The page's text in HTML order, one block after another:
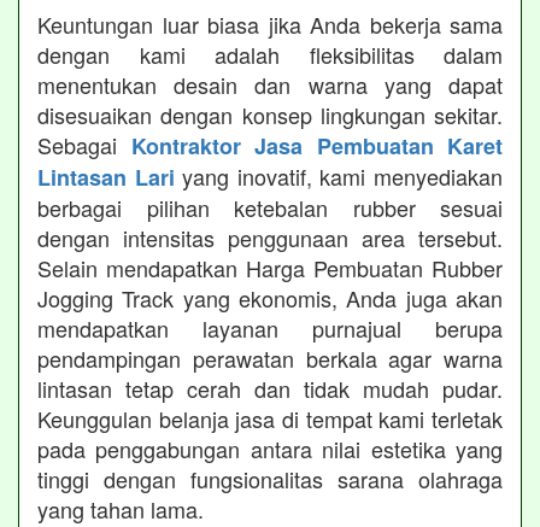
Keuntungan luar biasa jika Anda bekerja sama
dengan kami adalah fleksibilitas dalam
menentukan desain dan warna yang dapat
disesuaikan dengan konsep lingkungan sekitar.
Sebagai Kontraktor Jasa Pembuatan Karet
Lintasan Lari yang inovatif, kami menyediakan
berbagai pilihan ketebalan rubber sesuai
dengan intensitas penggunaan area tersebut.
Selain mendapatkan Harga Pembuatan Rubber
Jogging Track yang ekonomis, Anda juga akan
mendapatkan layanan purnajual berupa
pendampingan perawatan berkala agar warna
lintasan tetap cerah dan tidak mudah pudar.
Keunggulan belanja jasa di tempat kami terletak
pada penggabungan antara nilai estetika yang
tinggi dengan fungsionalitas sarana olahraga
yang tahan lama.